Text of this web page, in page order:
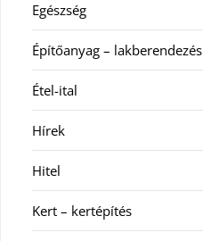
Egészség
Építőanyag – lakberendezés
Étel-ital
Hírek
Hitel
Kert – kertépítés